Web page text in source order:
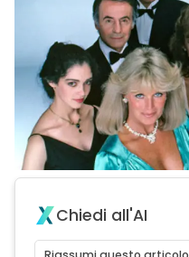
Chiedi all'AI